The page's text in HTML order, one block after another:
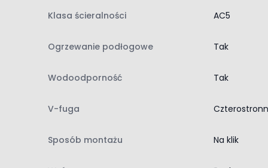
wodoodporność do 24 godzin przy prawidłowym
możliwość stosowania na ogrzewaniu podłogowym
Montaż paneli jest szybki i wygodny dzięki
zwiększa szczelność połączeń między
użytkowania.
Klasa ścieralności AC5
Ogrzewanie podłogowe Tak
Wodoodporność Tak
V-fuga
Sposób montażu Na klik